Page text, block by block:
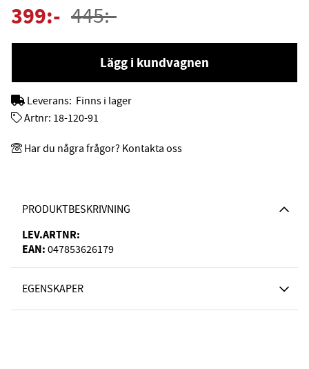
PRODUKTBESKRIVNING
LEV.ARTNR:
EAN: 047853626179
EGENSKAPER
445:-
399:-
Lägg i kundvagnen
Leverans: Finns i lager
Artnr: 18-120-91
Har du några frågor? Kontakta oss